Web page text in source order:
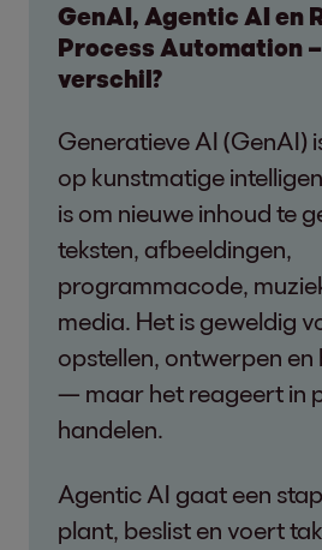
GenAI, Agentic AI en
Process Automation
verschil?
Generatieve AI (GenAI)
op kunstmatige
is om nieuwe inhoud te
teksten, afbeeldingen,
programmacode,
media. Het is geweldig
opstellen, ontwerpen
— maar het reageert in
handelen.
Agentic AI gaat een
plant, beslist en voert